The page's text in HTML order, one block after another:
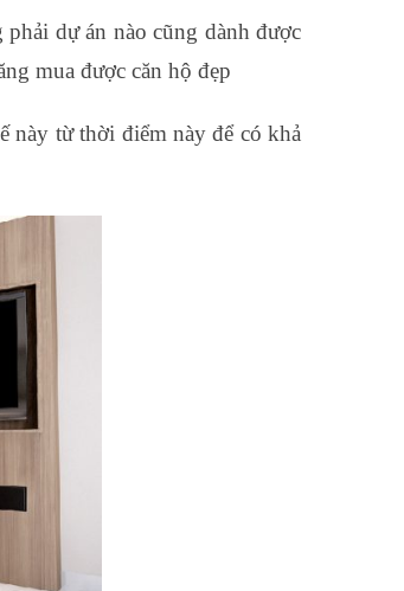
dự án nào cũng dành được
mua được căn hộ đẹp
này từ thời điểm này để có khả